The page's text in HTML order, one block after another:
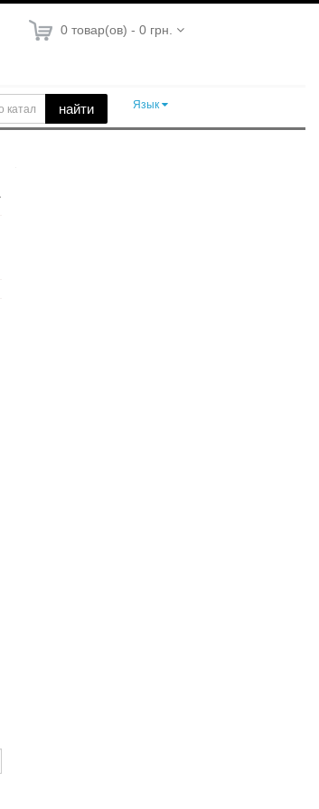
0 товар(ов) - 0 грн.
найти Язык